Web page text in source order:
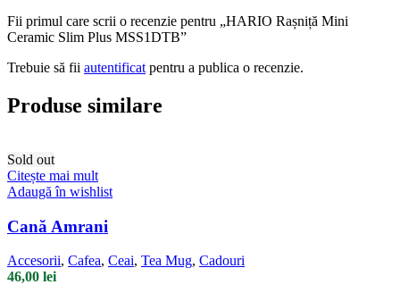
Fii primul care scrii o recenzie pentru „HARIO Rașniță Mini
Ceramic Slim Plus MSS1DTB”
Trebuie să fii autentificat pentru a publica o recenzie.
Produse similare
Sold out
Citește mai mult
Adaugă în wishlist
Cană Amrani
Accesorii, Cafea, Ceai, Tea Mug, Cadouri
46,00 lei